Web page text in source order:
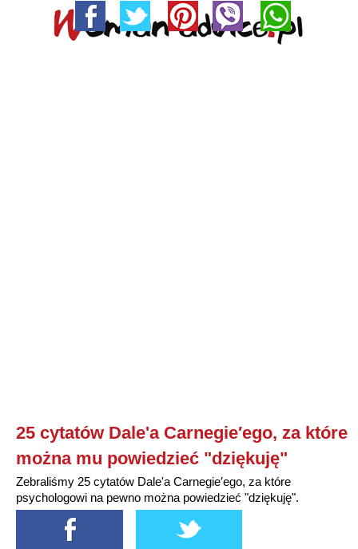
25 cytatów Dale'a Carnegie′ego, za które
można mu powiedzieć "dziękuję"
Zebraliśmy 25 cytatów Dale'a Carnegie′ego, za które
psychologowi na pewno można powiedzieć "dziękuję".